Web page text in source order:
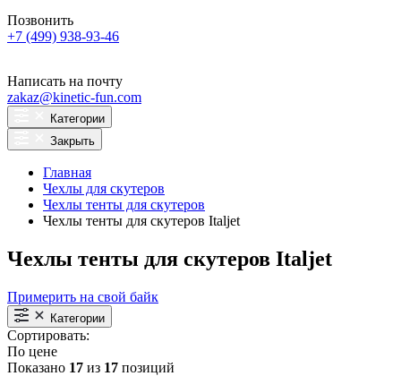
Позвонить
+7 (499) 938-93-46
Написать на почту
zakaz@kinetic-fun.com
Категории
Закрыть
Главная
Чехлы для скутеров
Чехлы тенты для скутеров
Чехлы тенты для скутеров Italjet
Чехлы тенты для скутеров Italjet
Примерить на свой байк
Категории
Сортировать:
По цене
Показано 17 из 17 позиций